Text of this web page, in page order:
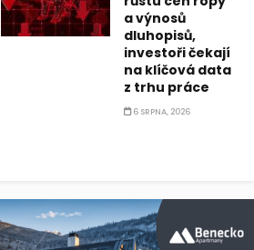
a výnosů
dluhopisů,
investoři čekají
na klíčová data
z trhu práce
6 SRPNA, 2026